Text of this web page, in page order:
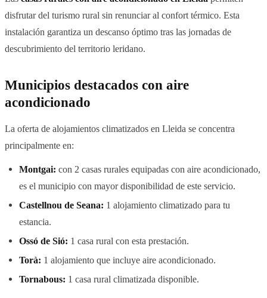
disfrutar del turismo rural sin renunciar al confort térmico. Esta
instalación garantiza un descanso óptimo tras las jornadas de
descubrimiento del territorio leridano.
Municipios destacados con aire
acondicionado
La oferta de alojamientos climatizados en Lleida se concentra
principalmente en:
Montgai: con 2 casas rurales equipadas con aire acondicionado,
es el municipio con mayor disponibilidad de este servicio.
Castellnou de Seana: 1 alojamiento climatizado para tu
estancia.
Ossó de Sió: 1 casa rural con esta prestación.
Torà: 1 alojamiento que incluye aire acondicionado.
Tornabous: 1 casa rural climatizada disponible.